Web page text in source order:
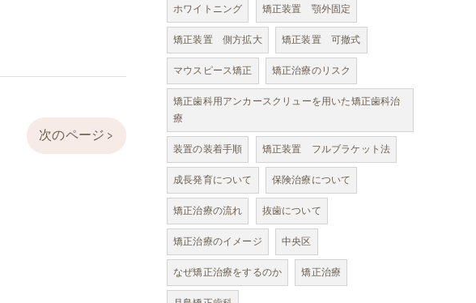
次のページ >
ホワイトニング
矯正装置 顎外固定
矯正装置 側方拡大
矯正装置 可撤式
マウスピース矯正
矯正治療のリスク
矯正歯科用アンカースクリューを用いた矯正歯科治
療
装置の装着手順
矯正装置 フルブラケット法
成長発育について
保険治療について
矯正治療の流れ
抜歯について
矯正治療のイメージ
中央区
なぜ矯正治療をするのか
矯正治療